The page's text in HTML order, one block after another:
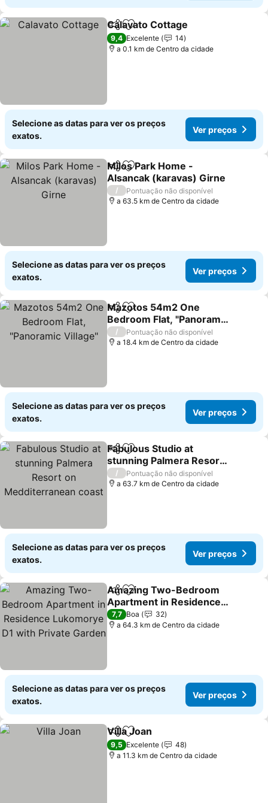
PartilharAdicionar aos favoritos
Calavato Cottage
9,4 Excelente
14
a 0.1 km de Centro da cidade
Selecione as datas para ver os preços
exatos.
Ver preços
PartilharAdicionar aos favoritos
Milos Park Home -
Alsancak (karavas) Girne
/
Pontuação não disponível
a 63.5 km de Centro da cidade
Selecione as datas para ver os preços
exatos.
Ver preços
PartilharAdicionar aos favoritos
Mazotos 54m2 One
Bedroom Flat, "Panoramic
Village"
/
Pontuação não disponível
a 18.4 km de Centro da cidade
Selecione as datas para ver os preços
exatos.
Ver preços
PartilharAdicionar aos favoritos
Fabulous Studio at
stunning Palmera Resort
on Medditerranean coast
/
Pontuação não disponível
a 63.7 km de Centro da cidade
Selecione as datas para ver os preços
exatos.
Ver preços
PartilharAdicionar aos favoritos
Amazing Two-Bedroom
Apartment in Residence
Lukomorye D1 with
Private Garden
7,7 Boa
32
a 64.3 km de Centro da cidade
Selecione as datas para ver os preços
exatos.
Ver preços
PartilharAdicionar aos favoritos
Villa Joan
9,5 Excelente
48
a 11.3 km de Centro da cidade